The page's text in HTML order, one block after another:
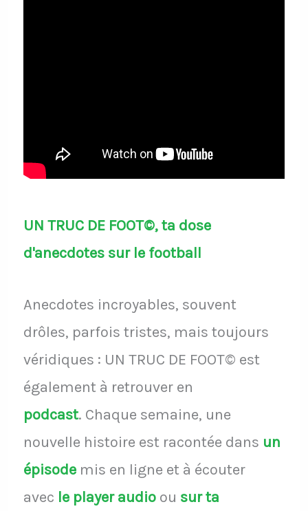
UN TRUC DE FOOT©, ta dose
d'anecdotes sur le football
Anecdotes incroyables, souvent
drôles, parfois tristes, mais toujours
véridiques : UN TRUC DE FOOT© est
également à retrouver en
podcast. Chaque semaine, une
nouvelle histoire est racontée dans un
épisodemis en ligne et à écouter
avec le player audio ou sur ta